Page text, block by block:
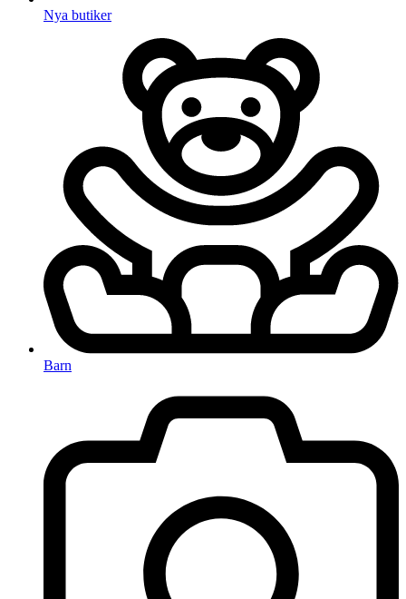
Nya butiker
Barn